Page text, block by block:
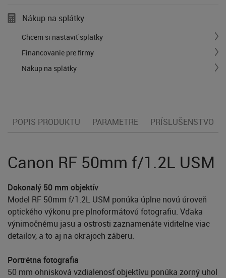
Nákup na splátky
Chcem si nastaviť splátky
Financovanie pre firmy
Nákup na splátky
POPIS PRODUKTU PARAMETRE PRÍSLUŠENSTVO
Canon RF 50mm f/1.2L USM
Dokonalý 50 mm objektív
Model RF 50mm f/1.2L USM ponúka úplne novú úroveň
optického výkonu pre plnoformátovú fotografiu. Vďaka
výnimočnému jasu a ostrosti zaznamenáte viditeľne viac
detailov, a to aj na okrajoch záberu.
Portrétna fotografia
50 mm ohnisková vzdialenosť objektívu ponúka zorný uhol